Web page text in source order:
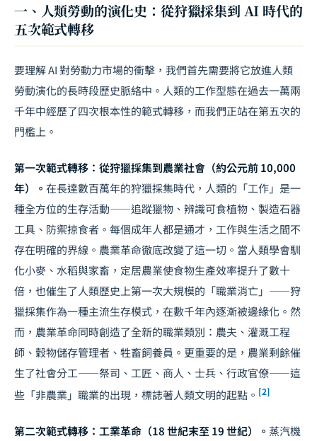
一、人類勞動的演化史：從狩獵採集到 AI 時代的
五次範式轉移
要理解 AI 對勞動力市場的衝擊，我們首先需要將它放進人類
勞動演化的長時段歷史脈絡中。人類的工作型態在過去一萬兩
千年中經歷了四次根本性的範式轉移，而我們正站在第五次的
門檻上。
第一次範式轉移：從狩獵採集到農業社會（約公元前 10,000
年）。 在長達數百萬年的狩獵採集時代，人類的「工作」是一
種全方位的生存活動——追蹤獵物、辨識可食植物、製造石器
工具、防禦掠食者。每個成年人都是通才，工作與生活之間不
存在明確的界線。農業革命徹底改變了這一切。當人類學會馴
化小麥、水稻與家畜，定居農業使食物生產效率提升了數十
倍，也催生了人類歷史上第一次大規模的「職業消亡」——狩
獵採集作為一種主流生存模式，在數千年內逐漸被邊緣化。然
而，農業革命同時創造了全新的職業類別：農夫、灌溉工程
師、穀物儲存管理者、牲畜飼養員。更重要的是，農業剩餘催
生了社會分工——祭司、工匠、商人、士兵、行政官僚——這
些「非農業」職業的出現，標誌著人類文明的起點。 [2]
第二次範式轉移：工業革命（18 世紀末至 19 世紀）。 蒸汽機